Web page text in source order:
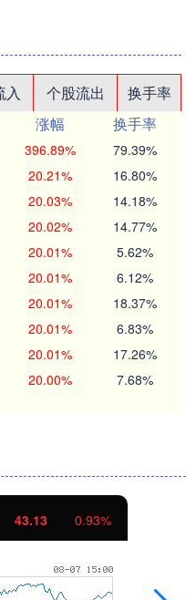
入 个股流出
换手率
涨幅
换手率
396.89% 79.39%
20.21% 16.80%
20.03% 14.18%
20.02% 14.77%
20.01% 5.62%
20.01% 6.12%
20.01% 18.37%
20.01% 6.83%
20.01% 17.26%
20.00% 7.68%
43.13 0.93%